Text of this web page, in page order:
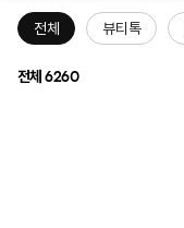
전체 뷰티톡
전체 6260